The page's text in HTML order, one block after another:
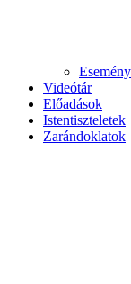
Videótár
Előadások
Istentiszteletek
Zarándoklatok